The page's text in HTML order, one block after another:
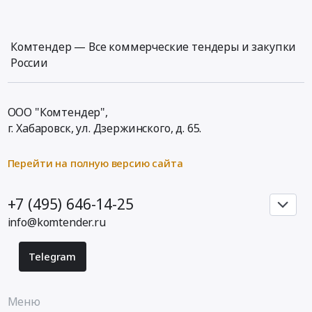
Комтендер — Все коммерческие тендеры и закупки
России
ООО "Комтендер",
г. Хабаровск,ул. Дзержинского, д. 65.
Перейти на полную версию сайта
+7 (495) 646-14-25
info@komtender.ru
Telegram
Меню